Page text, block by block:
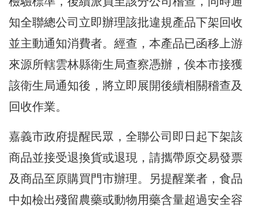
知全聯總公司立即辦理該批違規產品下架回收
並主動通知消費者。經查，本產品已函移上游
來源所轄雲林縣衛生局查察憑辦，俟本市接獲
該衛生局通知後，將立即展開後續相關稽查及
回收作業。
嘉義市政府提醒民眾，全聯公司即日起下架該
商品並接受退換貨或退現，請攜帶原交易發票
及商品至原購買門市辦理。另提醒業者，食品
中如檢出殘留農藥或動物用藥含量超過安全容